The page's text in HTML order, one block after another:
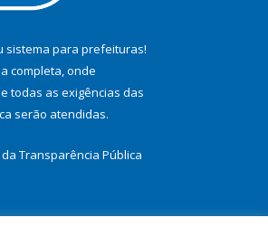
sistema para prefeituras!
completa, onde
todas as exigências das
serão atendidas.
Transparência Pública